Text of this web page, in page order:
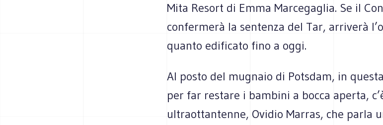
Mita Resort di Emma Marcegaglia. Se il
confermerà la sentenza del Tar, arriverà
quanto edificato fino a oggi.
Al posto del mugnaio di Potsdam, in
per far restare i bambini a bocca aperta,
ultraottantenne, Ovidio Marras, che parla